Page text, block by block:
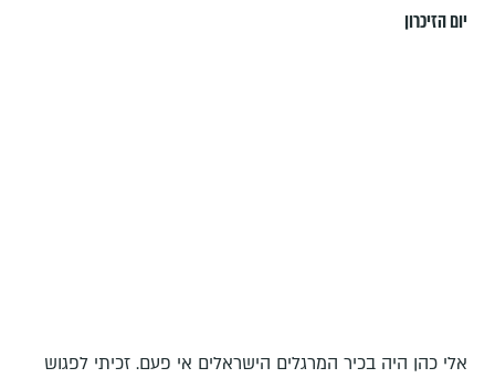
יום הזיכרון
אלי כהן היה בכיר המרגלים הישראלים אי פעם. זכיתי לפגוש